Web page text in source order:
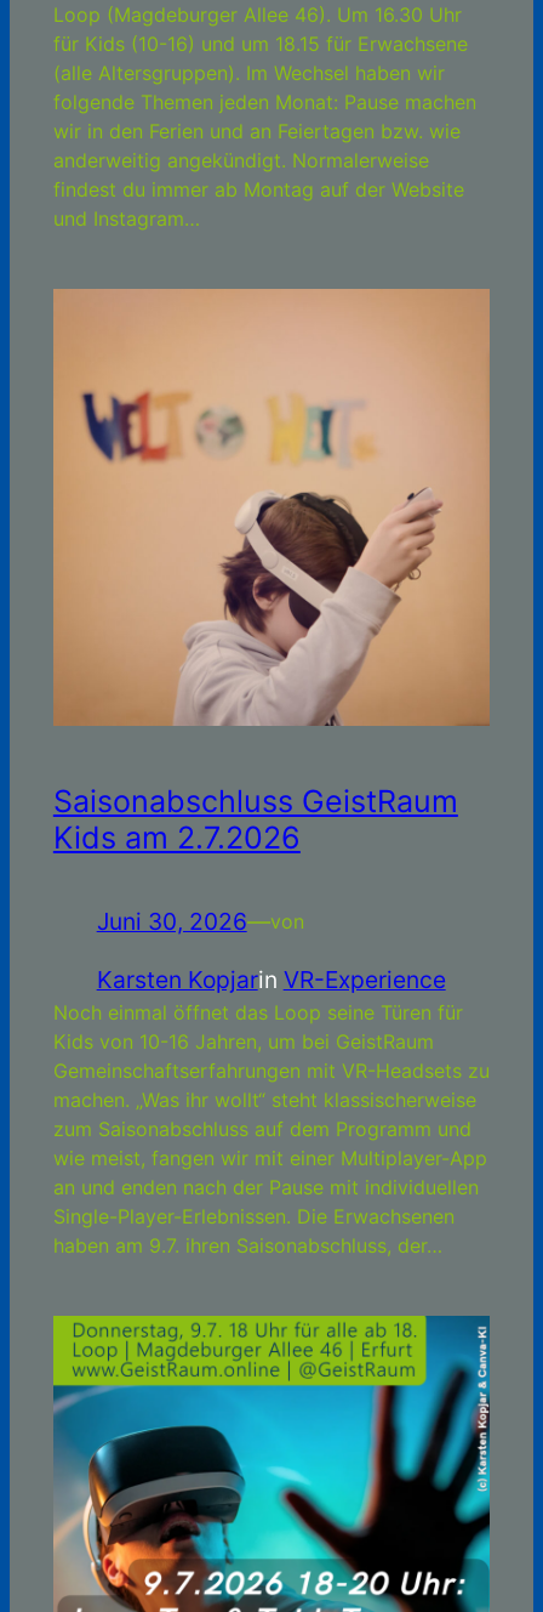
Loop (Magdeburger Allee 46). Um 16.30 Uhr
für Kids (10-16) und um 18.15 für Erwachsene
(alle Altersgruppen). Im Wechsel haben wir
folgende Themen jeden Monat: Pause machen
wir in den Ferien und an Feiertagen bzw. wie
anderweitig angekündigt. Normalerweise
findest du immer ab Montag auf der Website
und Instagram…
Saisonabschluss GeistRaum
Kids am 2.7.2026
Juni 30, 2026—von
Karsten Kopjarin VR-Experience
Noch einmal öffnet das Loop seine Türen für
Kids von 10-16 Jahren, um bei GeistRaum
Gemeinschaftserfahrungen mit VR-Headsets zu
machen. „Was ihr wollt“ steht klassischerweise
zum Saisonabschluss auf dem Programm und
wie meist, fangen wir mit einer Multiplayer-App
an und enden nach der Pause mit individuellen
Single-Player-Erlebnissen. Die Erwachsenen
haben am 9.7. ihren Saisonabschluss, der…